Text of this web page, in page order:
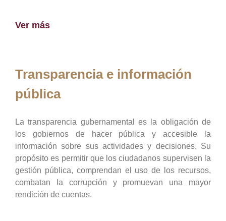
Ver más
Transparencia e información
pública
La transparencia gubernamental es la obligación de
los gobiernos de hacer pública y accesible la
información sobre sus actividades y decisiones. Su
propósito es permitir que los ciudadanos supervisen la
gestión pública, comprendan el uso de los recursos,
combatan la corrupción y promuevan una mayor
rendición de cuentas.